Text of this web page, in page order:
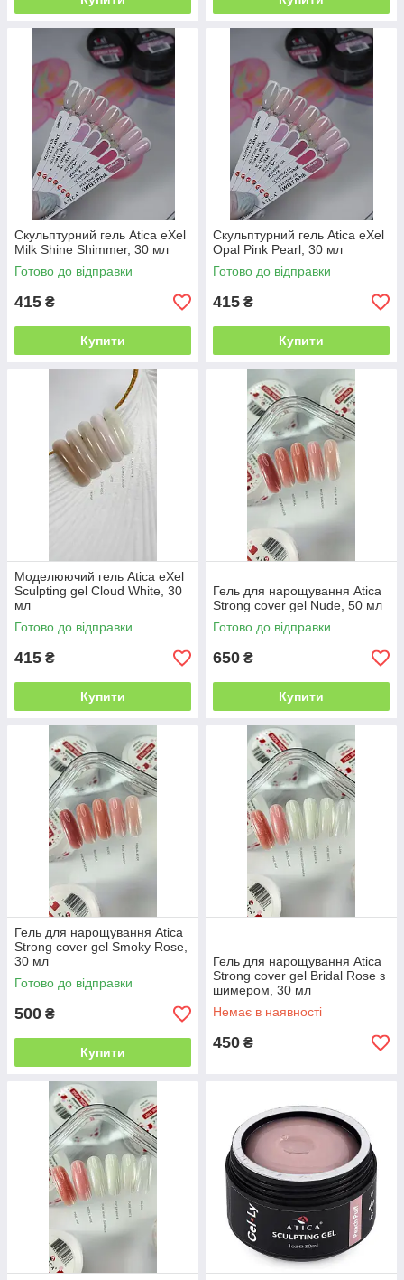
Скульптурний гель Atica eXel
Milk Shine Shimmer, 30 мл
Готово до відправки
415 ₴
Купити
Скульптурний гель Atica eXel
Opal Pink Pearl, 30 мл
Готово до відправки
415 ₴
Купити
Моделюючий гель Atica eXel
Sculpting gel Cloud White, 30
мл
Готово до відправки
415 ₴
Купити
Гель для нарощування Atica
Strong cover gel Nude, 50 мл
Готово до відправки
650 ₴
Купити
Гель для нарощування Atica
Strong cover gel Smoky Rose,
30 мл
Готово до відправки
500 ₴
Купити
Гель для нарощування Atica
Strong cover gel Bridal Rose з
шимером, 30 мл
Немає в наявності
450 ₴